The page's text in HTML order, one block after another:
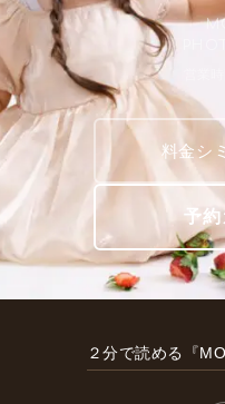
営業
料金シ
予
２分で読める『